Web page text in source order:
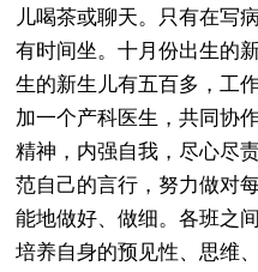
儿喝茶或聊天。只有在写
有时间坐。十月份出生的
生的新生儿有五百多，工
加一个产科医生，共同协
精神，内强自我，尽心尽
范自己的言行，努力做对
能地做好、做细。各班之
培养自身的预见性、思维